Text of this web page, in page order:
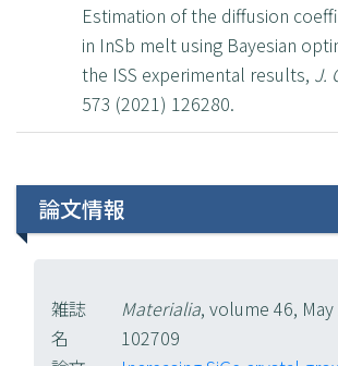
Estimation of the diffusion
in InSb melt using Bayesian
the ISS experimental results, J.
573 (2021) 126280.
論文情報
雑誌
名
Materialia, volume 46,
102709